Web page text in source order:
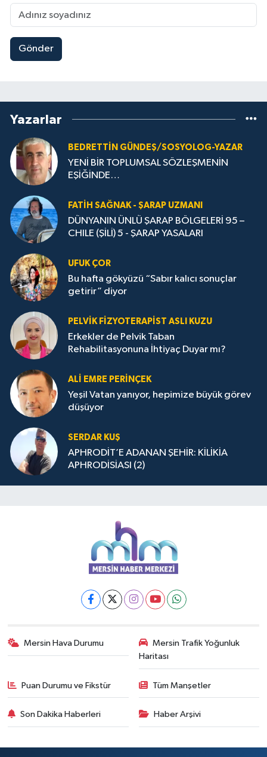
Gönder
Yazarlar
BEDRETTIN GÜNDEŞ/SOSYOLOG-YAZAR
YENİ BİR TOPLUMSAL SÖZLEŞMENİN
EŞİĞİNDE…
FATIH SAĞNAK - ŞARAP UZMANI
DÜNYANIN ÜNLÜ ŞARAP BÖLGELERİ 95 –
CHILE (ŞİLİ) 5 - ŞARAP YASALARI
UFUK ÇOR
Bu hafta gökyüzü “Sabır kalıcı sonuçlar
getirir” diyor
PELVIK FIZYOTERAPIST ASLI KUZU
Erkekler de Pelvik Taban
Rehabilitasyonuna İhtiyaç Duyar mı?
ALİ EMRE PERİNÇEK
Yeşil Vatan yanıyor, hepimize büyük görev
düşüyor
SERDAR KUŞ
APHRODİT’E ADANAN ŞEHİR: KİLİKİA
APHRODİSİASI (2)
Mersin Hava Durumu
Mersin Trafik Yoğunluk
Haritası
Puan Durumu ve Fikstür Tüm Manşetler
Son Dakika Haberleri Haber Arşivi